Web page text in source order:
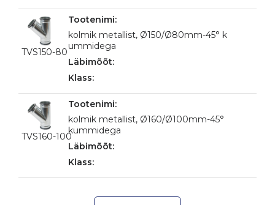
TVS150-80
kolmik metallist, Ø150/Ø80mm-45° k
ummidega
TVS160-100
kolmik metallist, Ø160/Ø100mm-45°
kummidega